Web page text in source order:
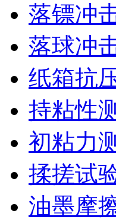
落镖冲
落球冲
纸箱抗
持粘性
初粘力
揉搓试
油墨摩